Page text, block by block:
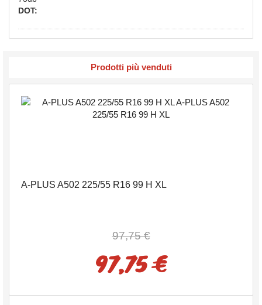
DOT:
Prodotti più venduti
A-PLUS A502 225/55 R16 99 H XL
97,75 €
97,75 €